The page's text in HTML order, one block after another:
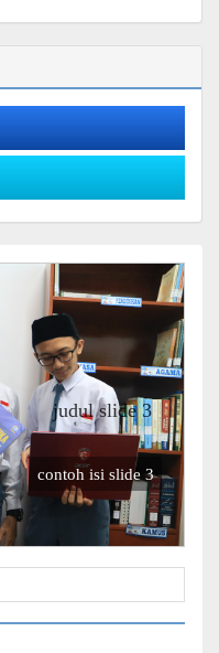
judul slide 3
contoh isi slide 3